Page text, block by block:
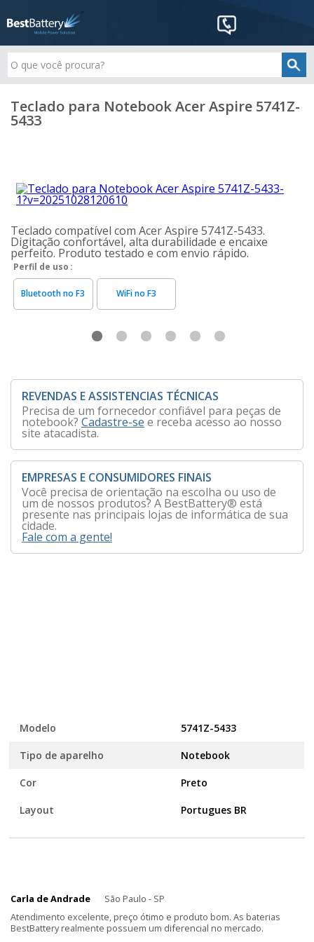
Teclado para Notebook Acer Aspire 5741Z-
5433
Teclado compatível com Acer Aspire 5741Z-5433.
Digitação confortável, alta durabilidade e encaixe
perfeito. Produto testado e com envio rápido.
Perfil de uso
Bluetooth no F3 WiFi no F3
REVENDAS E ASSISTENCIAS TÉCNICAS
Precisa de um fornecedor confiável para peças de
notebook? Cadastre-se e receba acesso ao nosso
site atacadista.
EMPRESAS E CONSUMIDORES FINAIS
Você precisa de orientação na escolha ou uso de
um de nossos produtos? A BestBattery® está
presente nas principais lojas de informática de sua
cidade.
Fale com a gente!
Modelo 5741Z-5433
Tipo de aparelho Notebook
Cor Preto
Layout Portugues BR
Carla de Andrade
São Paulo - SP
Atendimento excelente, preço ótimo e produto bom. As baterias
BestBattery realmente possuem um diferencial no mercado.